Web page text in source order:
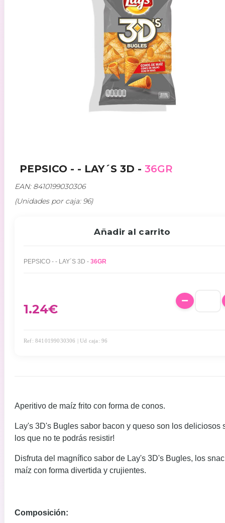
PEPSICO - - LAY´S 3D - 36GR
EAN: 8410199030306
(Unidades por caja: 96)
Añadir al carrito
PEPSICO - - LAY´S 3D - 36GR
1.24€
Ref: 8410199030306 | Ud caja: 96
Aperitivo de maíz frito con forma de conos.
Lay's 3D's Bugles sabor bacon y queso son los deliciosos
los que no te podrás resistir!
Disfruta del magnífico sabor de Lay's 3D's Bugles, los
maíz con forma divertida y crujientes.
Composición: